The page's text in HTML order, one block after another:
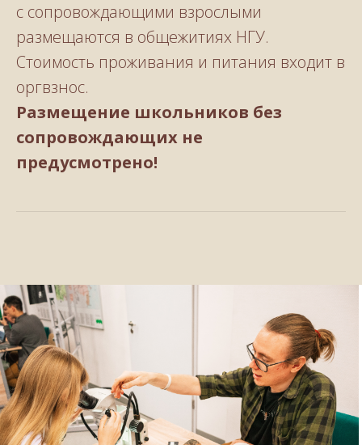
с сопровождающими взрослыми
размещаются в общежитиях НГУ.
Стоимость проживания и питания входит в
оргвзнос.
Размещение школьников без
сопровождающих не
предусмотрено!